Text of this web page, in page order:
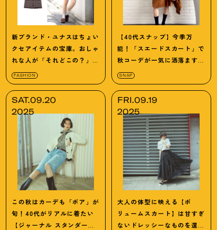
新ブランド・ユナスはちょい
クセアイテムの宝庫。おしゃ
れな人が「それどこの？」と
聞かれた名品5選
FASHION
【40代スナップ】今季万
能！「スエードスカート」で
秋コーデが一気に洒落ます｜
アンソヨンさん
SNAP
SAT.09.20
2025
この秋はカーデも「ボア」が
旬！40代がリアルに着たい
【ジャーナル スタンダード
FRI.09.19
2025
大人の体型に映える【ボ
リュームスカート】は甘すぎ
ないドレッシーなものを選ぶ